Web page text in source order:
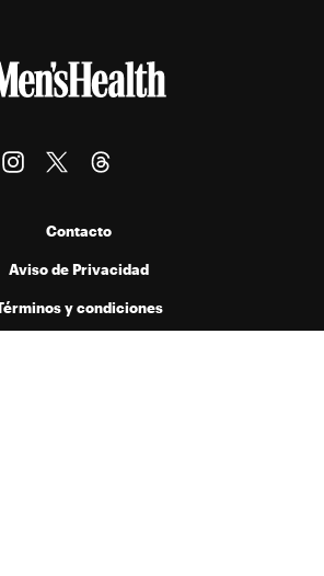
Contacto
Aviso de Privacidad
y condiciones